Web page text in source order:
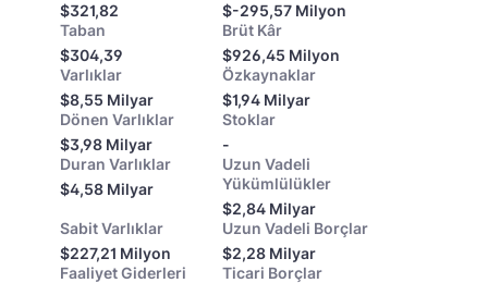
$321,82
$-295,57 Milyon
Taban
$304,39
Brüt Kâr
$926,45 Milyon
Varlıklar
$8,55 Milyar
Özkaynaklar
$1,94 Milyar
Dönen Varlıklar
$3,98 Milyar
Stoklar
-
Duran Varlıklar
$4,58 Milyar
Uzun Vadeli
Yükümlülükler
$2,84 Milyar
Sabit Varlıklar
$227,21 Milyon
Uzun Vadeli Borçlar
$2,28 Milyar
Faaliyet Giderleri
Ticari Borçlar